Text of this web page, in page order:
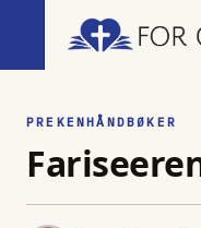
PREKENHÅNDBØKER